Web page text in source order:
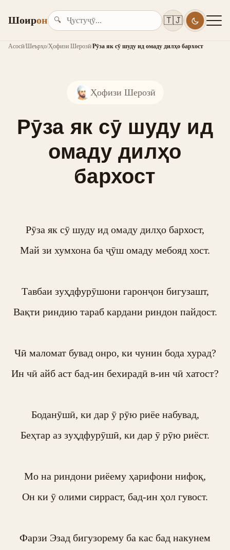
Шоирон 🔍 🇹🇯
Асосӣ/Шеърҳо/Ҳофизи Шерозӣ/Рӯза як сӯ шуду ид омаду дилҳо бархост
Ҳофизи Шерозӣ
Рӯза як сӯ шуду ид
омаду дилҳо
бархост
Рӯза як сӯ шуду ид омаду дилҳо бархост,
Май зи хумхона ба ҷӯш омаду мебояд хост.
Тавбаи зуҳдфурӯшони гаронҷон бигузашт,
Вақти риндию тараб кардани риндон пайдост.
Чӣ маломат бувад онро, ки чунин бода хурад?
Ин чӣ айб аст бад-ин бехирадӣ в-ин чӣ хатост?
Боданӯшӣ, ки дар ӯ рӯю риёе набувад,
Беҳтар аз зуҳдфурӯшӣ, ки дар ӯ рӯю риёст.
Мо на риндони риёему ҳарифони нифоқ,
Он ки ӯ олими сирраст, бад-ин ҳол гувост.
Фарзи Эзад бигузорему ба кас бад накунем